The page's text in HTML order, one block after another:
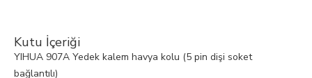
Kutu İçeriği
YIHUA 907A Yedek kalem havya kolu (5 pin dişi soket
bağlantılı)